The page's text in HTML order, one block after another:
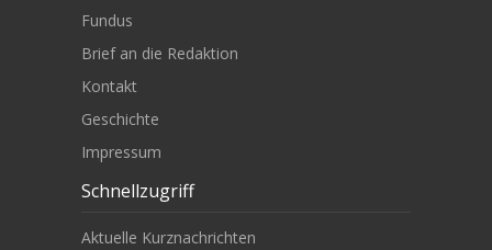
Fundus
Brief an die Redaktion
Kontakt
Geschichte
Impressum
Schnellzugriff
Aktuelle Kurznachrichten